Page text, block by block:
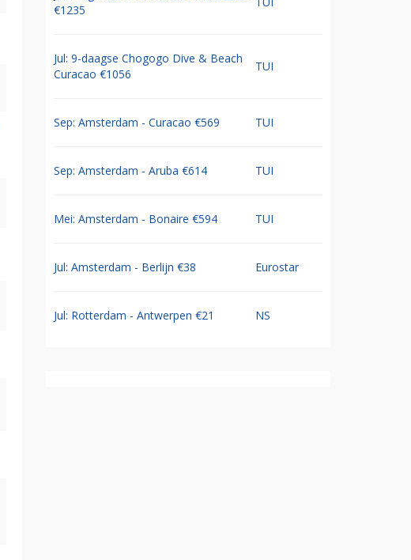
€1235
Jul: 9-daagse Chogogo Dive & Beach
Curacao €1056
TUI
Sep: Amsterdam - Curacao €569 TUI
Sep: Amsterdam - Aruba €614 TUI
Mei: Amsterdam - Bonaire €594 TUI
Jul: Amsterdam - Berlijn €38 Eurostar
Jul: Rotterdam - Antwerpen €21 NS